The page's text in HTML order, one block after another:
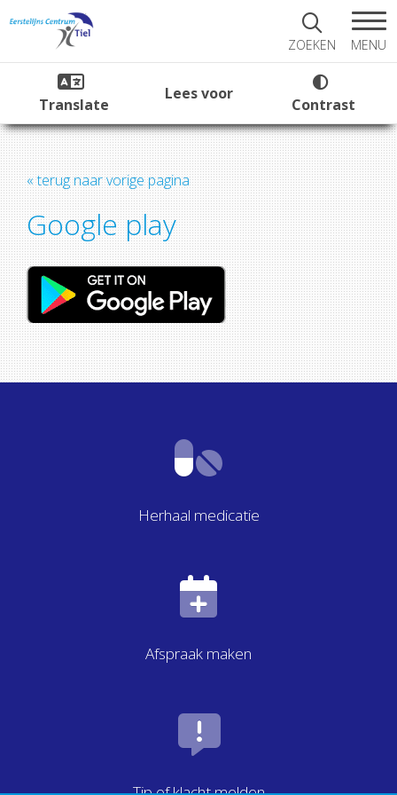
ZOEKEN MENU
Translate
Lees voor
Contrast
« terug naar vorige pagina
Google play
Herhaal medicatie
Afspraak maken